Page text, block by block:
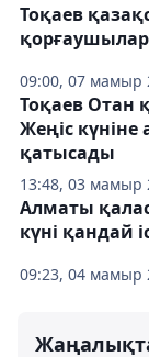
09:00, 07 мамыр
Тоқаев
13:48, 03 мамыр
Тоқаев Отан
Жеңіс күніне
қатысады
09:23, 04 мамыр
Алматы
күні қандай